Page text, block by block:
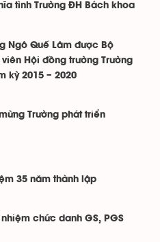
tình Trường ĐH Bách khoa
Ngô Quế Lâm được Bộ
Hội đồng trường Trường
kỳ 2015 – 2020
Trường phát triển
35 năm thành lập
chức danh GS, PGS